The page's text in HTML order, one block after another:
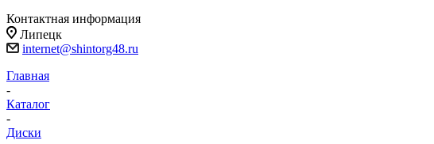
Контактная информация
Липецк
internet@shintorg48.ru
Главная
-
Каталог
-
Диски